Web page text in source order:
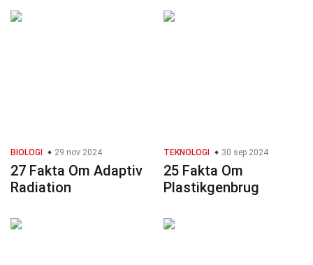
BIOLOGI 29 nov 2024
27 Fakta Om Adaptiv
Radiation
TEKNOLOGI 30 sep 2024
25 Fakta Om
Plastikgenbrug